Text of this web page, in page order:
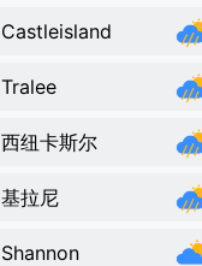
Castleisland
Tralee
西纽卡斯尔
基拉尼
Shannon